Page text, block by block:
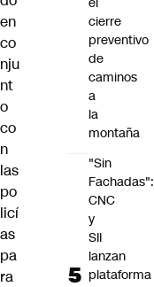
en
co
nju
nt
o
co
n
las
po
licí
as
pa
ra
cierre
preventivo
de
caminos
a
la
montaña
"Sin
Fachadas":
CNC
y
SII
lanzan
plataforma